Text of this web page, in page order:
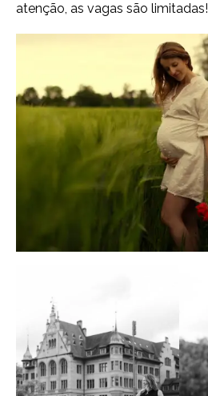
atenção, as vagas são limitadas!